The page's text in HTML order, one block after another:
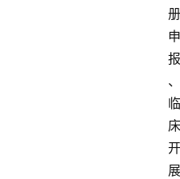
册
申
报
、
临
床
开
展